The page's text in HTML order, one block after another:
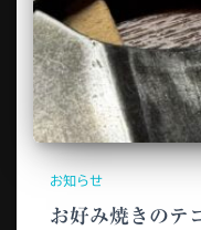
お知らせ
お好み焼きのテ